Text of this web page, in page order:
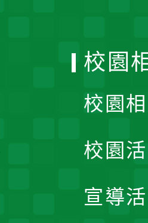
校園
校園
校園
宣導